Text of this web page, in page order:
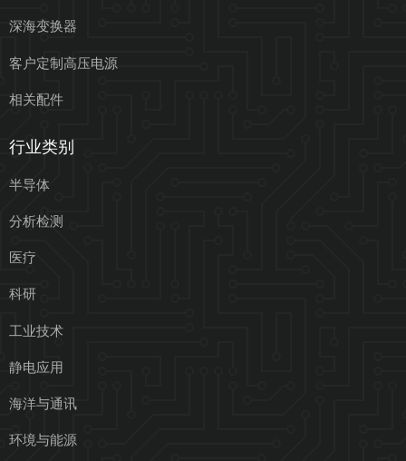
深海变换器
客户定制高压电源
相关配件
行业类别
半导体
分析检测
医疗
科研
工业技术
静电应用
海洋与通讯
环境与能源